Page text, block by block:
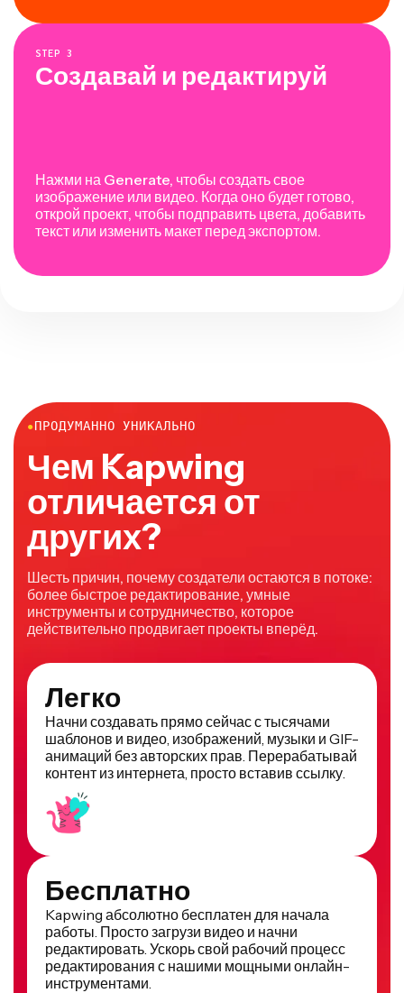
STEP 3
Создавай и редактируй
Нажми на Generate, чтобы создать свое
изображение или видео. Когда оно будет готово,
открой проект, чтобы подправить цвета, добавить
текст или изменить макет перед экспортом.
●ПРОДУМАННО УНИКАЛЬНО
Чем Kapwing
отличается от
других?
Шесть причин, почему создатели остаются в потоке:
более быстрое редактирование, умные
инструменты и сотрудничество, которое
действительно продвигает проекты вперёд.
Легко
Начни создавать прямо сейчас с тысячами
шаблонов и видео, изображений, музыки и GIF-
анимаций без авторских прав. Перерабатывай
контент из интернета, просто вставив ссылку.
Бесплатно
Kapwing абсолютно бесплатен для начала
работы. Просто загрузи видео и начни
редактировать. Ускорь свой рабочий процесс
редактирования с нашими мощными онлайн-
инструментами.